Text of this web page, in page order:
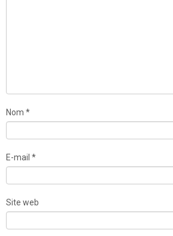
Nom *
E-mail *
Site web